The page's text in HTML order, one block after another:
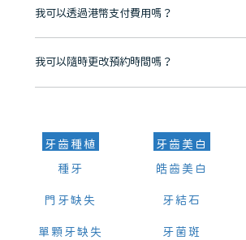
我可以透過港幣支付費用嗎？
可以。維港口腔會按照當日匯率轉算收取費用，而
我可以隨時更改預約時間嗎？
可以，請盡早通過wechat或whatsapp聯絡我們，
牙齒種植
種牙
門牙缺失
單顆牙缺失
牙齒美白
皓齒美白
牙結石
牙菌斑